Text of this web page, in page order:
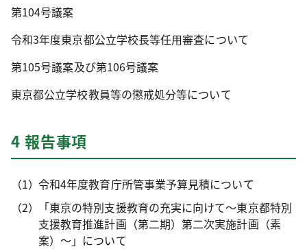
第104号議案
令和3年度東京都公立学校長等任用審査について
第105号議案及び第106号議案
東京都公立学校教員等の懲戒処分等について
4 報告事項
令和4年度教育庁所管事業予算見積について
「東京の特別支援教育の充実に向けて～東京都特別
支援教育推進計画（第二期）第二次実施計画（素
案）～」について